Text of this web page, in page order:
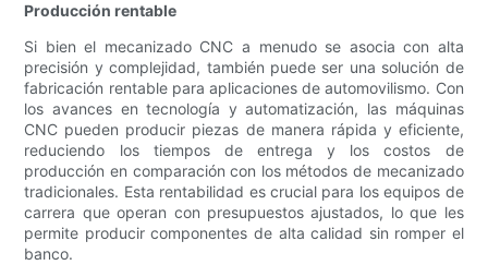
Producción rentable
Si bien el mecanizado CNC a menudo se asocia con alta
precisión y complejidad, también puede ser una solución de
fabricación rentable para aplicaciones de automovilismo. Con
los avances en tecnología y automatización, las máquinas
CNC pueden producir piezas de manera rápida y eficiente,
reduciendo los tiempos de entrega y los costos de
producción en comparación con los métodos de mecanizado
tradicionales. Esta rentabilidad es crucial para los equipos de
carrera que operan con presupuestos ajustados, lo que les
permite producir componentes de alta calidad sin romper el
banco.